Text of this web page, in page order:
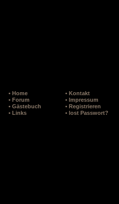
• Home
• Forum
• Gästebuch
• Links
• Kontakt
• Impressum
• Registrieren
• lost Passwort?